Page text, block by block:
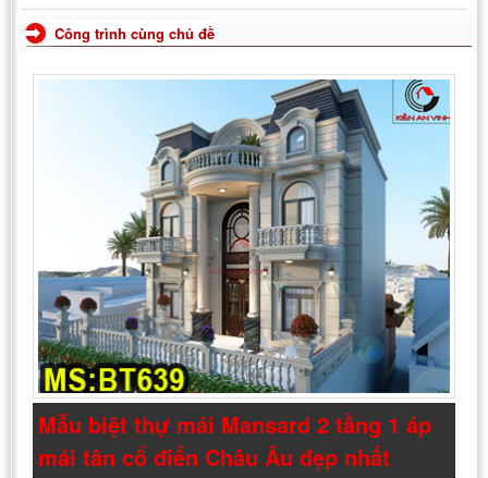
Công trình cùng chủ đề
Mẫu biệt thự mái Mansard 2 tầng 1 áp
mái tân cổ điển Châu Âu đẹp nhất